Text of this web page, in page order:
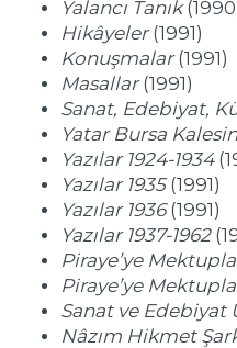
Yalancı Tanık
Hikâyeler(1991)
Konuşmalar(1991)
Masallar(1991)
Sanat, Edebiyat,
Yatar Bursa
Yazılar 1924-1934
Yazılar 1935(1991)
Yazılar 1936(1991)
Yazılar 1937-1962
Piraye’ye
Piraye’ye
Sanat ve Edebiyat
Nâzım Hikmet